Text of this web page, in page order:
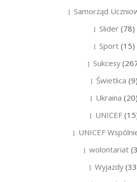
Samorząd
Slider(78)
Sport(15)
Sukcesy
Świetlica (9)
Ukraina (20)
UNICEF
UNICEF
wolontariat
Wyjazdy